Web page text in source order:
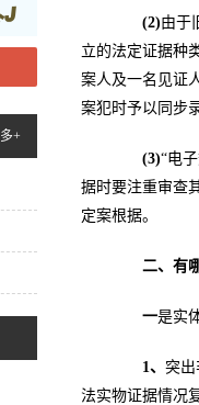
+
(2)由于
立的法定证据种
案人及一名见证
案犯时予以同步
(3)“电
据时要注重审查
定案根据。
二、 有
一是实
1、 突
法实物证据情况